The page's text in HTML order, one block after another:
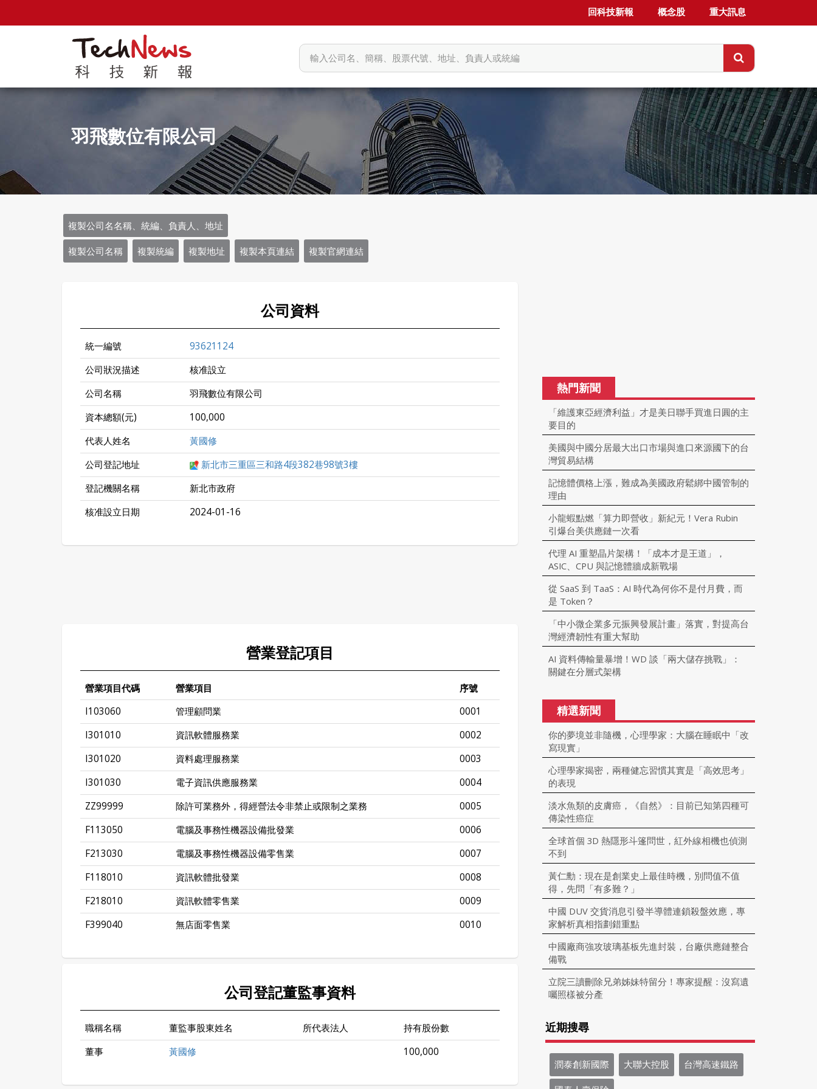
回科技新報 概念股 重大訊息
羽飛數位有限公司
複製公司名名稱、統編、負責人、地址
複製公司名稱 複製統編 複製地址 複製本頁連結 複製官網連結
公司資料
統一編號
93621124
公司狀況描述
核准設立
公司名稱
羽飛數位有限公司
資本總額(元)
100,000
代表人姓名
黃國修
公司登記地址
新北市三重區三和路4段382巷98號3樓
登記機關名稱
新北市政府
核准設立日期
2024-01-16
營業登記項目
營業項目代碼 營業項目 序號
I103060 管理顧問業
0001
I301010
資訊軟體服務業
0002
I301020
資料處理服務業
0003
I301030
電子資訊供應服務業
0004
ZZ99999
除許可業務外，得經營法令非禁止或限制之業務
0005
F113050
電腦及事務性機器設備批發業
0006
F213030
電腦及事務性機器設備零售業
0007
F118010
資訊軟體批發業
0008
F218010
資訊軟體零售業
0009
F399040
無店面零售業 0010
公司登記董監事資料
職稱名稱 董監事股東姓名 所代表法人
持有股份數
董事
黃國修 100,000
熱門新聞
「維護東亞經濟利益」才是美日聯手買進日圓的主
要目的
美國與中國分居最大出口市場與進口來源國下的台
灣貿易結構
記憶體價格上漲，難成為美國政府鬆綁中國管制的
理由
小龍蝦點燃「算力即營收」新紀元！Vera Rubin
引爆台美供應鏈一次看
代理 AI 重塑晶片架構！「成本才是王道」，
ASIC、CPU 與記憶體牆成新戰場
從 SaaS 到 TaaS：AI 時代為何你不是付月費，而
是 Token？
「中小微企業多元振興發展計畫」落實，對提高台
灣經濟韌性有重大幫助
AI 資料傳輸量暴增！WD 談「兩大儲存挑戰」：
關鍵在分層式架構
精選新聞
你的夢境並非隨機，心理學家：大腦在睡眠中「改
寫現實」
心理學家揭密，兩種健忘習慣其實是「高效思考」
的表現
淡水魚類的皮膚癌，《自然》：目前已知第四種可
傳染性癌症
全球首個 3D 熱隱形斗篷問世，紅外線相機也偵測
不到
黃仁勳：現在是創業史上最佳時機，別問值不值
得，先問「有多難？」
中國 DUV 交貨消息引發半導體連鎖殺盤效應，專
家解析真相指劃錯重點
中國廠商強攻玻璃基板先進封裝，台廠供應鏈整合
備戰
立院三讀刪除兄弟姊妹特留分！專家提醒：沒寫遺
囑照樣被分產
近期搜尋
潤泰創新國際 大聯大控股 台灣高速鐵路